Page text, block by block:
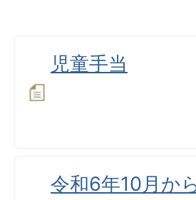
児童手当
令和6年10月か